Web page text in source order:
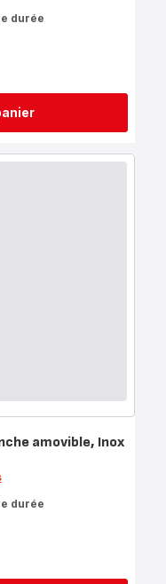
durée
amovible, Inox
durée